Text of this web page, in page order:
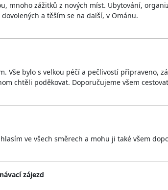
mnoho zážitků z nových míst. Ubytování,
a těším se na další, v Ománu.
Vše bylo s velkou péčí a pečlivostí připraveno,
chtěli poděkovat. Doporučujeme všem
ve všech směrech a mohu ji také všem
zájezd